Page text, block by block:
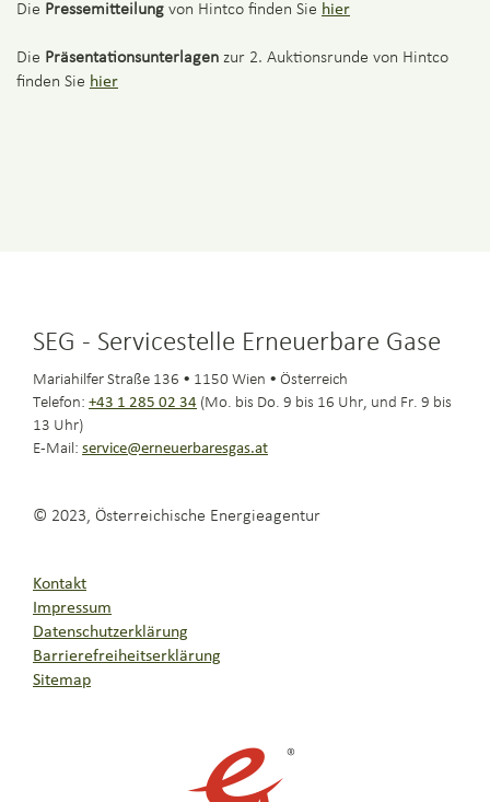
Die Pressemitteilung von Hintco finden Sie hier
Die Präsentationsunterlagen zur 2. Auktionsrunde von Hintco
finden Sie hier
SEG - Servicestelle Erneuerbare Gase
Mariahilfer Straße 136 • 1150 Wien • Österreich
Telefon: +43 1 285 02 34 (Mo. bis Do. 9 bis 16 Uhr, und Fr. 9 bis
13 Uhr)
E-Mail: service@erneuerbaresgas.at
© 2023, Österreichische Energieagentur
Kontakt
Impressum
Datenschutzerklärung
Barrierefreiheitserklärung
Sitemap